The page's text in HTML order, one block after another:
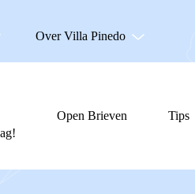
Over Villa Pinedo
Open Brieven Tips